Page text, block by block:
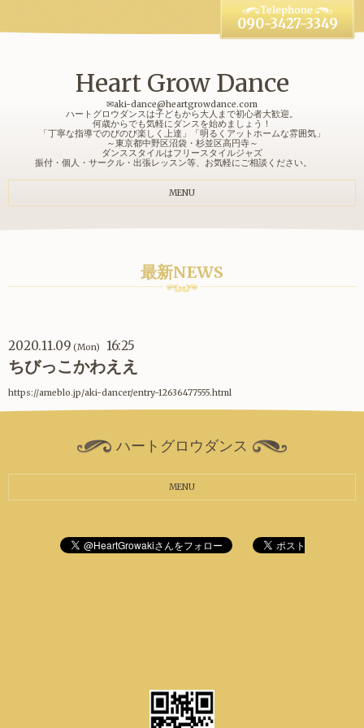
Heart Grow Dance
✉aki-dance@heartgrowdance.com
ハートグロウダンスは子どもから大人まで初心者大歓迎。
何歳からでも気軽にダンスを始めましょう！
「丁寧な指導でのびのび楽しく上達」「明るくアットホームな雰囲気」
～東京都中野区沼袋・杉並区高円寺～
ダンススタイルはフリースタイルジャズ
振付・個人・サークル・出張レッスン等、お気軽にご相談ください。
090-3427-3349
MENU
最新NEWS
2020.11.09 (Mon) 16:25
ちびっこかわええ
https://ameblo.jp/aki-dancer/entry-12636477555.html
ハートグロウダンス
MENU